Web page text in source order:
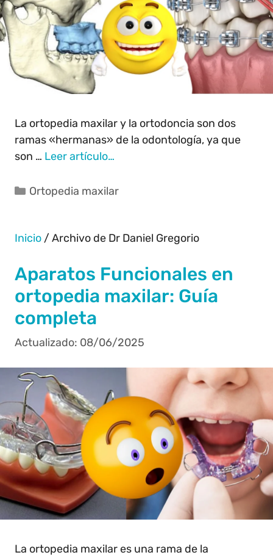
La ortopedia maxilar y la ortodoncia son dos
ramas «hermanas» de la odontología, ya que
son … Leer artículo…
Ortopedia maxilar
Inicio /Archivo de Dr Daniel Gregorio
Aparatos Funcionales en
ortopedia maxilar: Guía
completa
08/06/2025
La ortopedia maxilar es una rama de la